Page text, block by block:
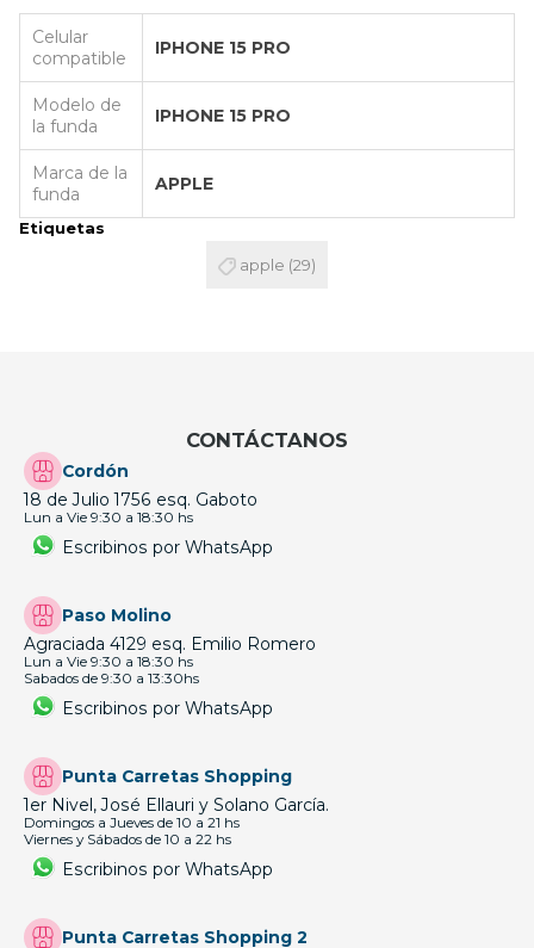
Celular
compatible
IPHONE 15 PRO
Modelo de
la funda
IPHONE 15 PRO
Marca de la
funda
APPLE
Etiquetas
apple (29)
CONTÁCTANOS
Cordón
18 de Julio 1756 esq. Gaboto
Lun a Vie 9:30 a 18:30 hs
Escribinos por WhatsApp
Paso Molino
Agraciada 4129 esq. Emilio Romero
Lun a Vie 9:30 a 18:30 hs
Sabados de 9:30 a 13:30hs
Escribinos por WhatsApp
Punta Carretas Shopping
1er Nivel, José Ellauri y Solano García.
Domingos a Jueves de 10 a 21 hs
Viernes y Sábados de 10 a 22 hs
Escribinos por WhatsApp
Punta Carretas Shopping 2